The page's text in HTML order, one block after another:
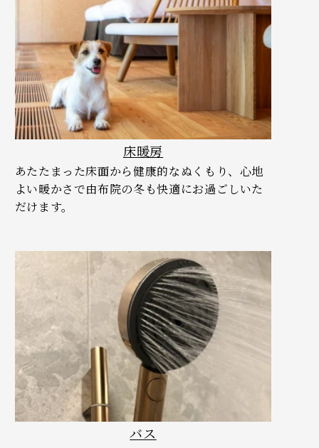
床暖房
あたたまった床面から健康的なぬくもり、心地
よい暖かさで由布院の冬も快適にお過ごしいた
だけます。
バス